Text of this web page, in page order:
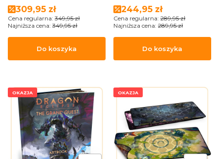
Cena promocyjna
309,95 zł
Cena regularna: 349,95 zł
Najniższa cena: 349,95 zł
Do koszyka
Cena promocyjna
244,95 zł
Cena regularna: 289,95 zł
Najniższa cena: 289,95 zł
Do koszyka
OKAZJA OKAZJA